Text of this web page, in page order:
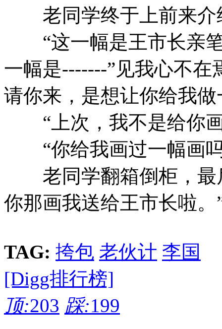
老同学终于上前来介
“这一幅是王市长亲笔
一幅是-------”见我心不在
请你来，是想让你给我
“上次，我不是给你画
“你给我画过一幅画
老同学翻箱倒柜，最
你那画我送给王市长啦。
TAG: 挎包 老伙计 李国
[Digg排行榜]
顶:203 踩:199